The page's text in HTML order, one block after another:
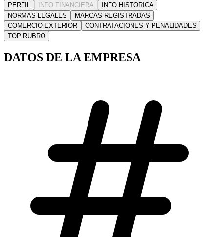
PERFIL INFO FINANCIERA
INFO HISTORICA
NORMAS LEGALES
MARCAS REGISTRADAS
COMERCIO EXTERIOR
CONTRATACIONES Y PENALIDADES
TOP RUBRO
DATOS DE LA EMPRESA